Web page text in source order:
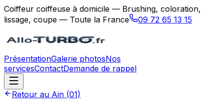
Coiffeur coiffeuse à domicile — Brushing, coloration,
lissage, coupe — Toute la France
09 72 65 13 15
PrésentationGalerie photosNos
servicesContactDemande de rappel
Retour au Ain (01)